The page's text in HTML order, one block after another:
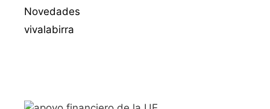
Novedades
vivalabirra